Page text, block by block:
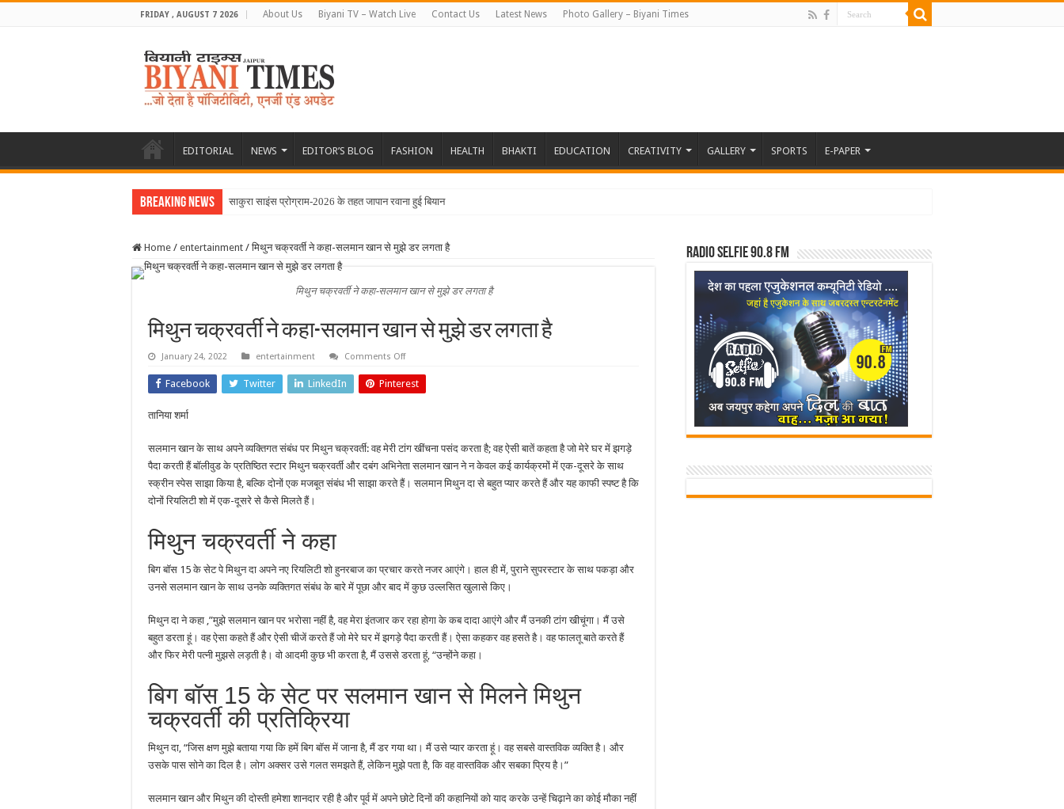
FRIDAY , AUGUST 7 2026 About Us Biyani TV – Watch Live Contact Us Latest News Photo Gallery – Biyani Times
EDITORIAL NEWS EDITOR’S BLOG FASHION HEALTH BHAKTI EDUCATION CREATIVITY GALLERY SPORTS E-PAPER
Breaking News साकुरा साइंस प्रोग्राम-2026 के तहत जापान रवाना हुई बियानी ग्रुप ऑफ क
Home / entertainment / मिथुन चक्रवर्ती ने कहा-सलमान खान से मुझे डर लगता है
मिथुन चक्रवर्ती ने कहा-सलमान खान से मुझे डर लगता है
मिथुन चक्रवर्ती ने कहा-सलमान खान से मुझे डर लगता है
January 24, 2022 entertainment Comments Offon
चक्रवर्ती
ने
कहा-
डर
है
Facebook Twitter LinkedIn Pinterest
तानिया शर्मा
सलमान खान के साथ अपने व्यक्तिगत संबंध पर मिथुन चक्रवर्ती: वह मेरी टांग खींचना पसंद करता है; वह ऐसी बातें कहता है जो मेरे घर में झगड़े
पैदा करती हैं बॉलीवुड के प्रतिष्ठित स्टार मिथुन चक्रवर्ती और दबंग अभिनेता सलमान खान ने न केवल कई कार्यक्रमों में एक-दूसरे के साथ
स्क्रीन स्पेस साझा किया है, बल्कि दोनों एक मजबूत संबंध भी साझा करते हैं। सलमान मिथुन दा से बहुत प्यार करते हैं और यह काफी स्पष्ट है कि
दोनों रियलिटी शो में एक-दूसरे से कैसे मिलते हैं।
मिथुन चक्रवर्ती ने कहा
बिग बॉस 15 के सेट पे मिथुन दा अपने नए रियलिटी शो हुनरबाज का प्रचार करते नजर आएंगे। हाल ही में, पुराने सुपरस्टार के साथ पकड़ा और
उनसे सलमान खान के साथ उनके व्यक्तिगत संबंध के बारे में पूछा और बाद में कुछ उल्लसित खुलासे किए।
मिथुन दा ने कहा ,”मुझे सलमान खान पर भरोसा नहीं है, वह मेरा इंतजार कर रहा होगा के कब दादा आएंगे और मैं उनकी टांग खीचूंगा। मैं उसे
बहुत डरता हूं। वह ऐसा कहते हैं और ऐसी चीजें करते हैं जो मेरे घर में झगड़े पैदा करती हैं। ऐसा कहकर वह हसते है। वह फालतू बाते करते हैं
और फिर मेरी पत्नी मुझसे लड़ती है। वो आदमी कुछ भी करता है, मैं उससे डरता हूं, “उन्होंने कहा।
बिग बॉस 15 के सेट पर सलमान खान से मिलने मिथुन
चक्रवर्ती की प्रतिक्रिया
मिथुन दा, “जिस क्षण मुझे बताया गया कि हमें बिग बॉस में जाना है, मैं डर गया था। मैं उसे प्यार करता हूं। वह सबसे वास्तविक व्यक्ति है। और
उसके पास सोने का दिल है। लोग अक्सर उसे गलत समझते हैं, लेकिन मुझे पता है, कि वह वास्तविक और सबका प्रिय है।”
सलमान खान और मिथुन की दोस्ती हमेशा शानदार रही है और पूर्व में अपने छोटे दिनों की कहानियों को याद करके उन्हें चिढ़ाने का कोई मौका नहीं
Radio Selfie 90.8 FM